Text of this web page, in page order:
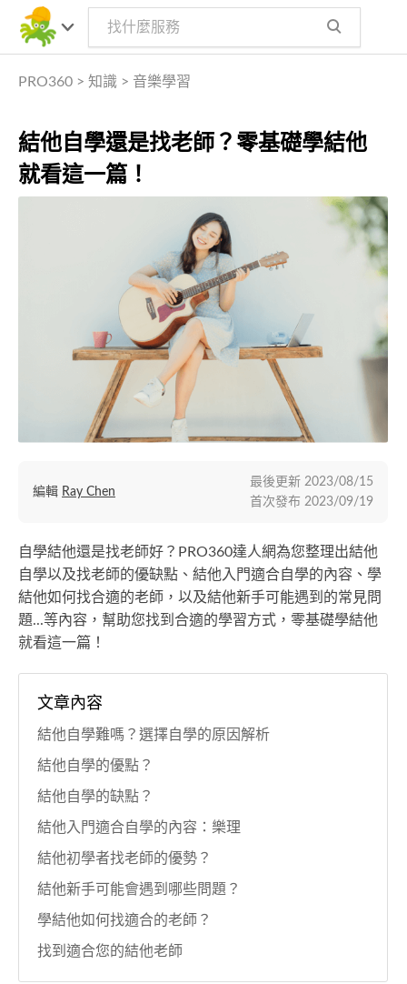
PRO360 > 知識 > 音樂學習
結他自學還是找老師？零基礎學結他
就看這一篇！
自學結他還是找老師好？PRO360達人網為您整理出結他
自學以及找老師的優缺點、結他入門適合自學的內容、學
結他如何找合適的老師，以及結他新手可能遇到的常見問
題...等內容，幫助您找到合適的學習方式，零基礎學結他
就看這一篇！
編輯 Ray Chen
最後更新 2023/08/15
首次發布 2023/09/19
文章內容
結他自學難嗎？選擇自學的原因解析
結他自學的優點？
結他自學的缺點？
結他入門適合自學的內容：樂理
結他初學者找老師的優勢？
結他新手可能會遇到哪些問題？
學結他如何找適合的老師？
找到適合您的結他老師